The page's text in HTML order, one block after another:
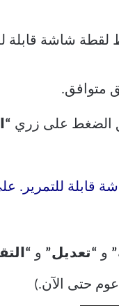
متوافق.
الضغط على زري
قابلة للتمرير.
و “تعديل” و
حتى الآن.)